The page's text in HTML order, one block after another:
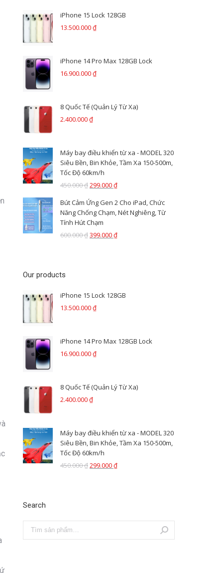
iPhone 15 Lock 128GB
13.500.000₫
iPhone 14 Pro Max 128GB Lock
16.900.000₫
8 Quốc Tế (Quản Lý Từ Xa)
2.400.000₫
Máy bay điều khiển từ xa - MODEL 320
Siêu Bền, Bin Khỏe, Tầm Xa 150-500m,
Tốc Độ 60km/h
450.000₫299.000₫
Bút Cảm Ứng Gen 2 Cho iPad, Chức
Năng Chống Chạm, Nét Nghiêng, Từ
Tính Hút Chạm
600.000₫399.000₫
Our products
iPhone 15 Lock 128GB
13.500.000₫
iPhone 14 Pro Max 128GB Lock
16.900.000₫
8 Quốc Tế (Quản Lý Từ Xa)
2.400.000₫
Máy bay điều khiển từ xa - MODEL 320
Siêu Bền, Bin Khỏe, Tầm Xa 150-500m,
Tốc Độ 60km/h
450.000₫299.000₫
Search